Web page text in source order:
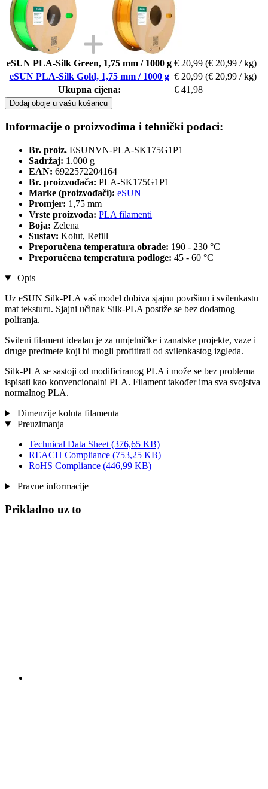
eSUN PLA-Silk Green, 1,75 mm / 1000 g € 20,99 (€ 20,99 / kg)
eSUN PLA-Silk Gold, 1,75 mm / 1000 g € 20,99 (€ 20,99 / kg)
Ukupna cijena:
€ 41,98
Dodaj oboje u vašu košaricu
Informacije o proizvodima i tehnički podaci:
Br. proiz. ESUNVN-PLA-SK175G1P1
Sadržaj: 1.000 g
EAN: 6922572204164
Br. proizvođača: PLA-SK175G1P1
Marke (proizvođači): eSUN
Promjer: 1,75 mm
Vrste proizvoda: PLA filamenti
Boja: Zelena
Sustav: Kolut, Refill
Preporučena temperatura obrade: 190 - 230 °C
Preporučena temperatura podloge: 45 - 60 °C
Opis
Uz eSUN Silk-PLA vaš model dobiva sjajnu površinu i svilenkastu
mat teksturu. Sjajni učinak Silk-PLA postiže se bez dodatnog
poliranja.
Svileni filament idealan je za umjetničke i zanatske projekte, vaze i
druge predmete koji bi mogli profitirati od svilenkastog izgleda.
Silk-PLA se sastoji od modificiranog PLA i može se bez problema
ispisati kao konvencionalni PLA. Filament također ima sva svojstva
normalnog PLA.
Dimenzije koluta filamenta
Preuzimanja
Technical Data Sheet (376,65 KB)
REACH Compliance (753,25 KB)
RoHS Compliance (446,99 KB)
Pravne informacije
Prikladno uz to